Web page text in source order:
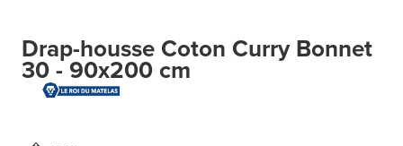
Drap-housse Coton Curry Bonnet
30 - 90x200 cm